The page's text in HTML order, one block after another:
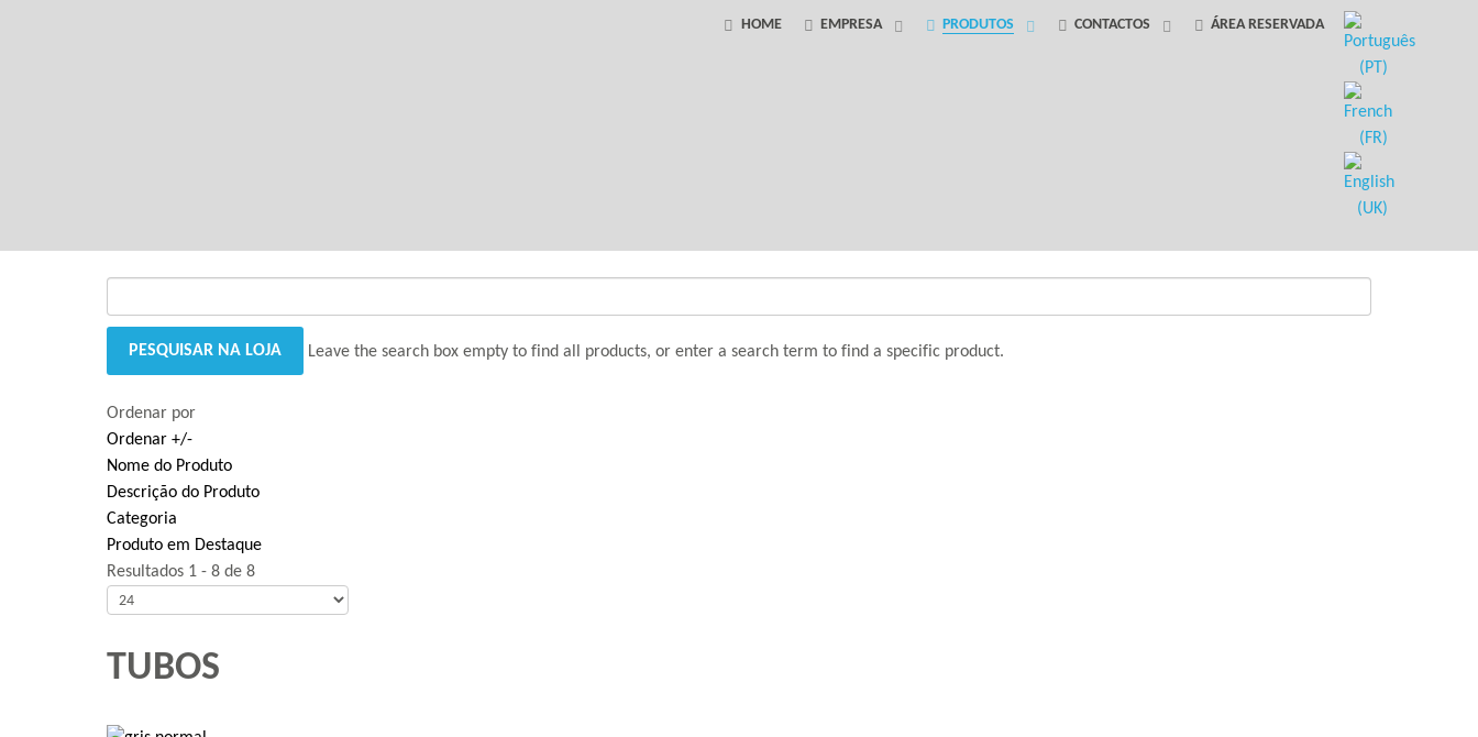
HOME EMPRESA PRODUTOS CONTACTOS ÁREA RESERVADA
Leave the search box empty to find all products, or enter a search term to find a specific product.
Ordenar por
Ordenar +/-
Nome do Produto
Descrição do Produto
Categoria
Produto em Destaque
Resultados 1 - 8 de 8
TUBOS